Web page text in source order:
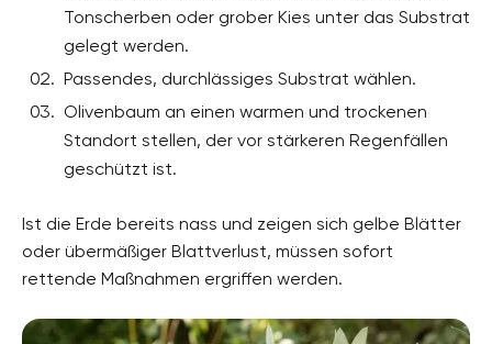
Tonscherben oder grober Kies unter das Substrat
gelegt werden.
Passendes, durchlässiges Substrat wählen.
Olivenbaum an einen warmen und trockenen
Standort stellen, der vor stärkeren Regenfällen
geschützt ist.
Ist die Erde bereits nass und zeigen sich gelbe Blätter
oder übermäßiger Blattverlust, müssen sofort
rettende Maßnahmen ergriffen werden.